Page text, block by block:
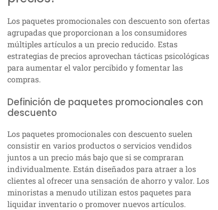
Los paquetes promocionales con descuento son ofertas
agrupadas que proporcionan a los consumidores
múltiples artículos a un precio reducido. Estas
estrategias de precios aprovechan tácticas psicológicas
para aumentar el valor percibido y fomentar las
compras.
Definición de paquetes promocionales con
descuento
Los paquetes promocionales con descuento suelen
consistir en varios productos o servicios vendidos
juntos a un precio más bajo que si se compraran
individualmente. Están diseñados para atraer a los
clientes al ofrecer una sensación de ahorro y valor. Los
minoristas a menudo utilizan estos paquetes para
liquidar inventario o promover nuevos artículos.